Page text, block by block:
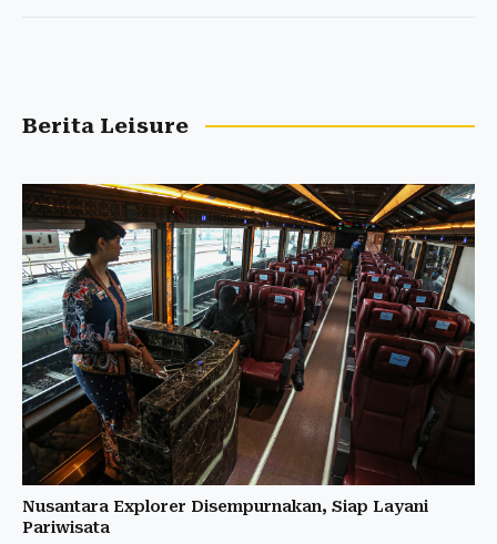
Berita Leisure
Nusantara Explorer Disempurnakan, Siap Layani
Pariwisata